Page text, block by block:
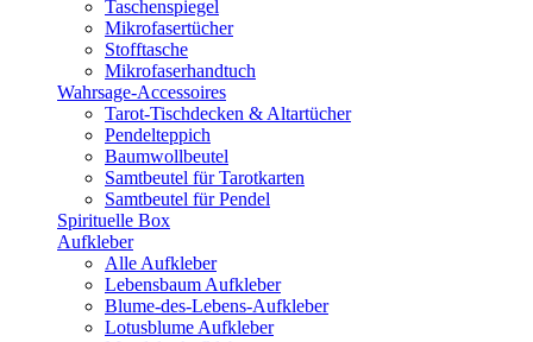
Taschenspiegel
Mikrofasertücher
Stofftasche
Mikrofaserhandtuch
Wahrsage-Accessoires
Tarot-Tischdecken & Altartücher
Pendelteppich
Baumwollbeutel
Samtbeutel für Tarotkarten
Samtbeutel für Pendel
Spirituelle Box
Aufkleber
Alle Aufkleber
Lebensbaum Aufkleber
Blume-des-Lebens-Aufkleber
Lotusblume Aufkleber